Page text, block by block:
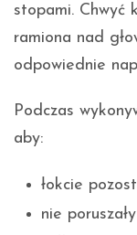
stopami. Chwyć
ramiona nad
odpowiednie
Podczas
aby:
łokcie
nie